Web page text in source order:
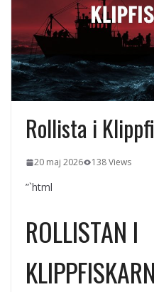
kvällens
ForMotion
bandagist i
Det
medicinska
dörrar
Rollista i
20 maj 2026 138 Views
”`html
ROLLISTAN I